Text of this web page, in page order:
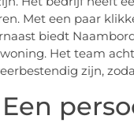
Met een paar
biedt
Het team
zijn,